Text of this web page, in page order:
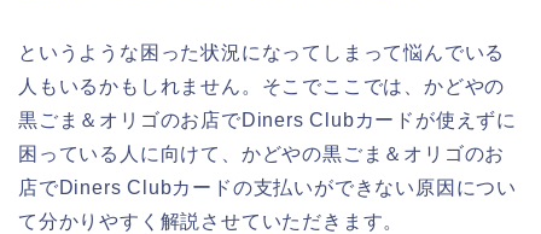
というような困った状況になってしまって悩んでいる
人もいるかもしれません。そこでここでは、かどやの
黒ごま＆オリゴのお店でDiners Clubカードが使えずに
困っている人に向けて、かどやの黒ごま＆オリゴのお
店でDiners Clubカードの支払いができない原因につい
て分かりやすく解説させていただきます。